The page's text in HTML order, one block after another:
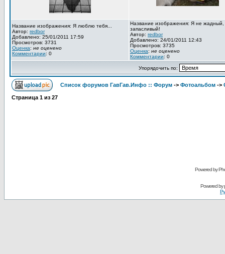
Название изображения: Я люблю тебя...
Автор: redbor
Добавлено: 25/01/2011 17:59
Просмотров: 3731
Оценка: не оценено
Комментарии: 0
Название изображения: Я не жадный,
запасливый!
Автор: redbor
Добавлено: 24/01/2011 12:43
Просмотров: 3735
Оценка: не оценено
Комментарии: 0
Упорядочить по:
Список форумов ГавГав.Инфо :: Форум -> Фотоальбом ->
Страница 1 из 27
Powered by
Powered by